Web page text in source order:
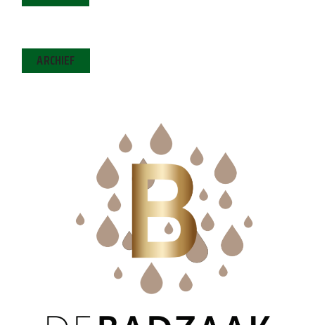
ARCHIEF